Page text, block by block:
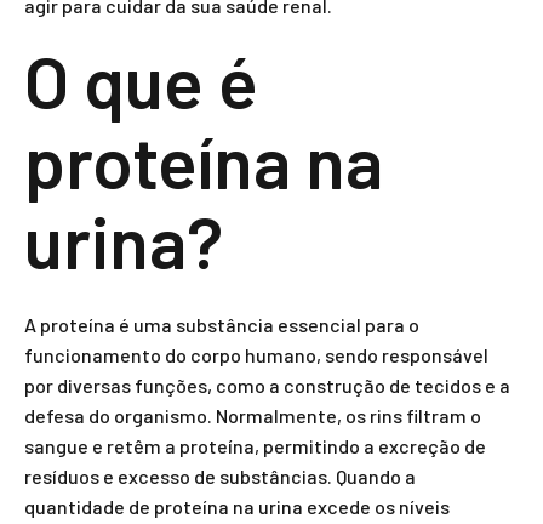
agir para cuidar da sua saúde renal.
O que é
proteína na
urina?
A proteína é uma substância essencial para o
funcionamento do corpo humano, sendo responsável
por diversas funções, como a construção de tecidos e a
defesa do organismo. Normalmente, os rins filtram o
sangue e retêm a proteína, permitindo a excreção de
resíduos e excesso de substâncias. Quando a
quantidade de proteína na urina excede os níveis